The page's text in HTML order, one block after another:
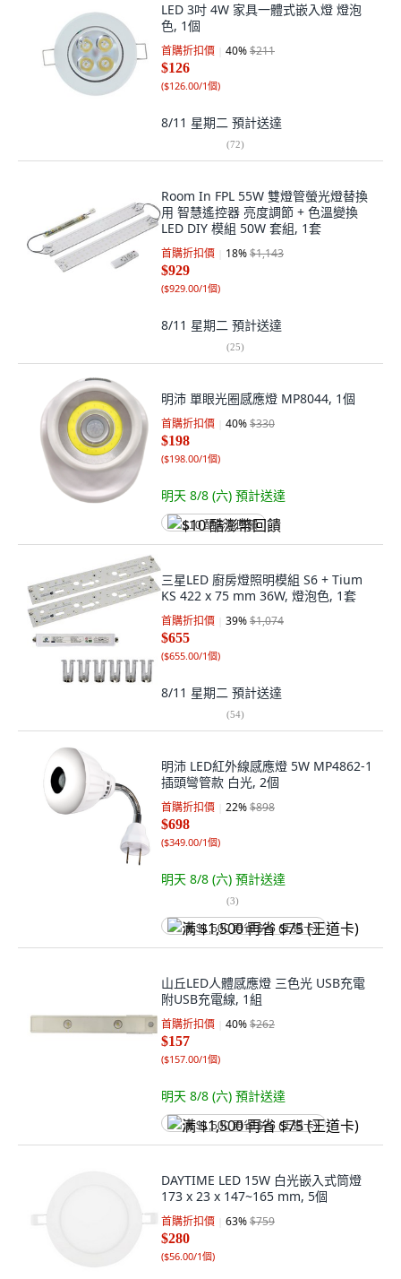
LED 3吋 4W 家具一體式嵌入燈 燈泡
色, 1個
首購折扣價 40%$211
$126
($126.00/1個)
8/11 星期二 預計送達
(72)
Room In FPL 55W 雙燈管螢光燈替換
用 智慧遙控器 亮度調節 + 色溫變換
LED DIY 模組 50W 套組, 1套
首購折扣價 18%$1,143
$929
($929.00/1個)
8/11 星期二 預計送達
(25)
明沛 單眼光圈感應燈 MP8044, 1個
首購折扣價 40%$330
$198
($198.00/1個)
明天 8/8 (六) 預計送達
$10 酷澎幣回饋
三星LED 廚房燈照明模組 S6 + Tium
KS 422 x 75 mm 36W, 燈泡色, 1套
首購折扣價 39%$1,074
$655
($655.00/1個)
8/11 星期二 預計送達
(54)
明沛 LED紅外線感應燈 5W MP4862-1
插頭彎管款 白光, 2個
首購折扣價 22%$898
$698
($349.00/1個)
明天 8/8 (六) 預計送達
(3)
满 $1,500 再省 $75 (王道卡)
山丘LED人體感應燈 三色光 USB充電
附USB充電線, 1組
首購折扣價 40%$262
$157
($157.00/1個)
明天 8/8 (六) 預計送達
满 $1,500 再省 $75 (王道卡)
DAYTIME LED 15W 白光嵌入式筒燈
173 x 23 x 147~165 mm, 5個
首購折扣價 63%$759
$280
($56.00/1個)